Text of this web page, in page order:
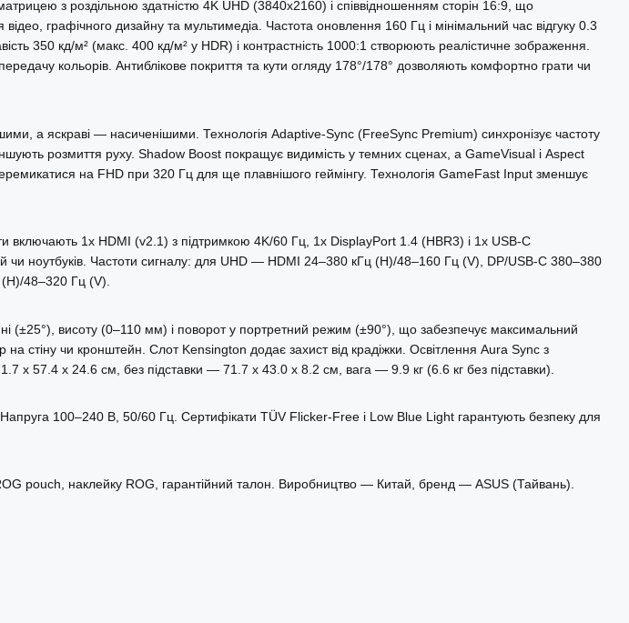
з роздільною здатністю 4K UHD (3840x2160) і співвідношенням сторін 16:9, що
графічного дизайну та мультимедіа. Частота оновлення 160 Гц і мінімальний час відгуку 0.3
350 кд/м² (макс. 400 кд/м² у HDR) і контрастність 1000:1 створюють реалістичне зображення.
кольорів. Антиблікове покриття та кути огляду 178°/178° дозволяють комфортно грати чи
а яскраві — насиченішими. Технологія Adaptive-Sync (FreeSync Premium) синхронізує частоту
розмиття руху. Shadow Boost покращує видимість у темних сценах, а GameVisual і Aspect
на FHD при 320 Гц для ще плавнішого геймінгу. Технологія GameFast Input зменшує
1x HDMI (v2.1) з підтримкою 4K/60 Гц, 1x DisplayPort 1.4 (HBR3) і 1x USB-C
ноутбуків. Частоти сигналу: для UHD — HDMI 24–380 кГц (H)/48–160 Гц (V), DP/USB-C 380–380
48–320 Гц (V).
(±25°), висоту (0–110 мм) і поворот у портретний режим (±90°), що забезпечує максимальний
стіну чи кронштейн. Слот Kensington додає захист від крадіжки. Освітлення Aura Sync з
x 57.4 x 24.6 см, без підставки — 71.7 x 43.0 x 8.2 см, вага — 9.9 кг (6.6 кг без підставки).
100–240 В, 50/60 Гц. Сертифікати TÜV Flicker-Free і Low Blue Light гарантують безпеку для
pouch, наклейку ROG, гарантійний талон. Виробництво — Китай, бренд — ASUS (Тайвань).